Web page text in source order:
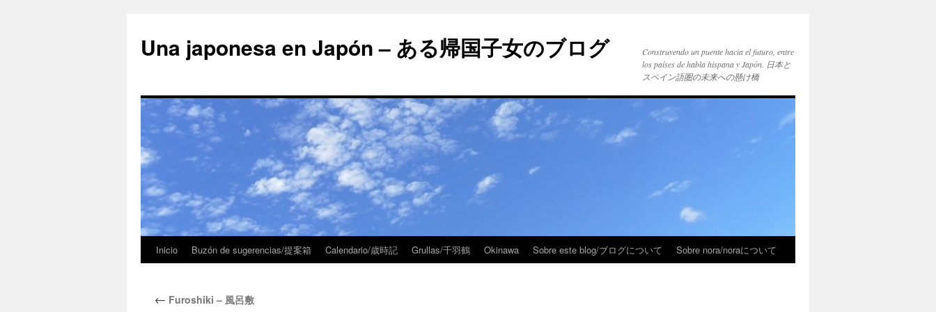
Una japonesa en Japón – ある帰国子女のブログ
Construyendo un puente hacia el futuro, entre
los países de habla hispana y Japón. 日本と
スペイン語圏の未来への懸け橋
Inicio Buzón de sugerencias/提案箱 Calendario/歳時記 Grullas/千羽鶴 Okinawa Sobre este blog/ブログについて Sobre nora/noraについて
← Furoshiki – 風呂敷